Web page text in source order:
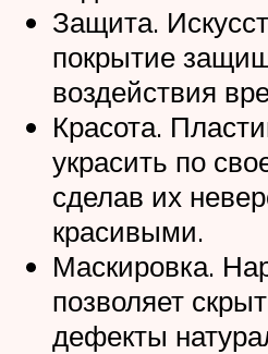
Защита.
покрытие
воздействия
Красота.
украсить по
сделав их
красивыми.
Маскировка.
позволяет
дефекты